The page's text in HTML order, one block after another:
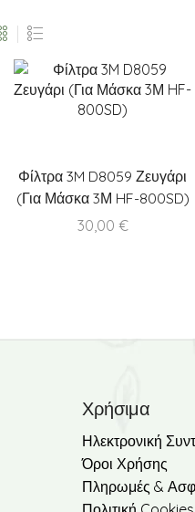
Φίλτρα 3M D8059 Ζευγάρι
(Για Μάσκα 3Μ HF-800SD)
30,00 €
Χρήσιμα
Ηλεκτρονική
Όροι Χρήσης
Πληρωμές &